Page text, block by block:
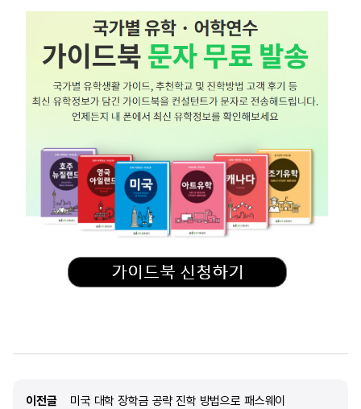
이전글 이전글
미국 대학 장학금 공략 진학 방법으로 패스웨이